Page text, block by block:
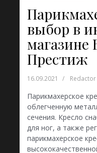
выбор в
магазине
Престиж
16.09.2021 Redactor
Парикмахерское
облегченную
сечения. Кресло
для ног, а также
парикмахерское